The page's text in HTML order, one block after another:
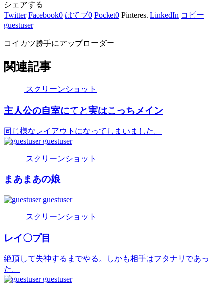
シェアする
Twitter Facebook0 はてブ0 Pocket0 Pinterest LinkedIn コピー
guestuser
コイカツ勝手にアップローダー
関連記事
スクリーンショット
主人公の自室にてと実はこっちメイン
同じ様なレイアウトになってしまいました。
guestuser
スクリーンショット
まあまあの娘
guestuser
スクリーンショット
レイ〇プ目
絶頂して失神するまでやる。しかも相手はフタナリであっ
た。
guestuser